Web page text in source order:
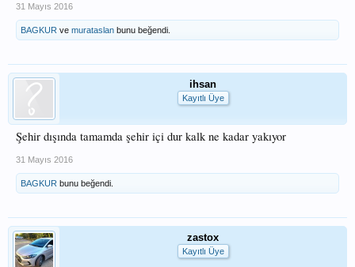
31 Mayıs 2016
BAGKUR ve murataslan bunu beğendi.
ihsan
Kayıtlı Üye
Şehir dışında tamamda şehir içi dur kalk ne kadar yakıyor
31 Mayıs 2016
BAGKUR bunu beğendi.
zastox
Kayıtlı Üye